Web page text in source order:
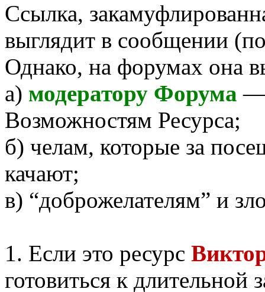
Ссылка,
выглядит в сообщении
Однако, на форумах она
а) модератору Форума —
Возможностям Ресурса;
б) челам, которые за
качают;
в) “доброжелателям” и
1. Если это ресурс
готовиться к длительной